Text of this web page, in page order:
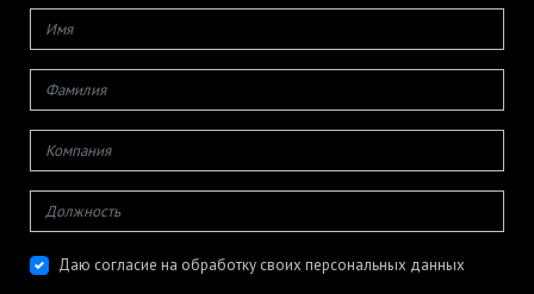
Даю согласие на обработку своих персональных данных